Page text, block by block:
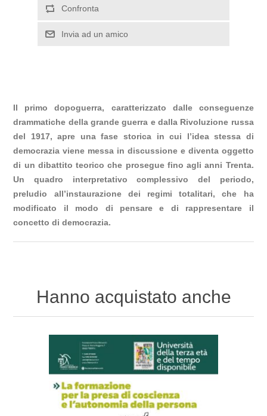
Confronta
Invia ad un amico
Il primo dopoguerra, caratterizzato dalle conseguenze
drammatiche della grande guerra e dalla Rivoluzione russa
del 1917, apre una fase storica in cui l’idea stessa di
democrazia viene messa in discussione e diventa oggetto
di un dibattito teorico che prosegue fino agli anni Trenta.
Un quadro interpretativo complessivo del periodo,
preludio all’instaurazione dei regimi totalitari, che ha
modificato il modo di pensare e di rappresentare il
concetto di democrazia.
Hanno acquistato anche